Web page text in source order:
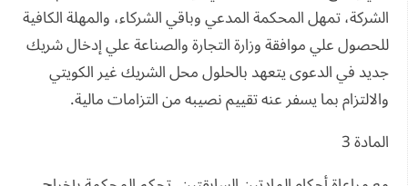
الشركة، تمهل المحكمة المدعي وباقي الشركاء، والمهلة الكافية
للحصول علي موافقة وزارة التجارة والصناعة علي إدخال شريك
جديد في الدعوى يتعهد بالحلول محل الشريك غير الكويتي
والالتزام بما يسفر عنه تقييم نصيبه من التزامات مالية.
المادة 3